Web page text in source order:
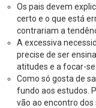
Os pais devem
certo e o que está
contrariam a
A excessiva
precise de ser
atitudes e a focar-
Como só gosta de
fundo aos estudos.
vão ao encontro